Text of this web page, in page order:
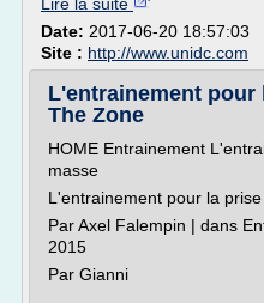
Date: 2017-06-20 18:57:03
Site : http://www.unidc.com
L'entrainement pour
The Zone
HOME Entrainement
masse
L'entrainement pour la
Par Axel Falempin | dans
2015
Par Gianni